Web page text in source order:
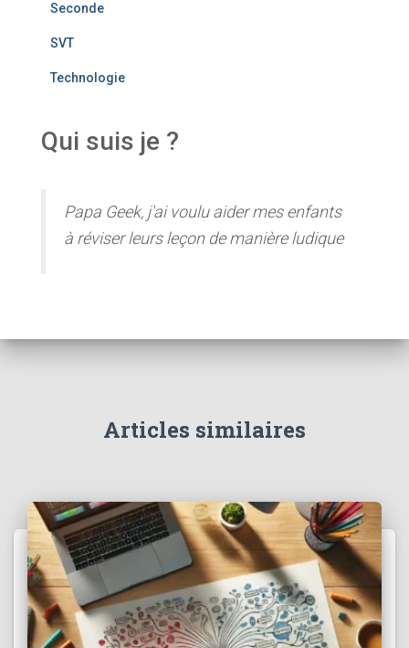
Seconde
SVT
Technologie
Qui suis je ?
Papa Geek, j'ai voulu aider mes enfants
à réviser leurs leçon de manière ludique
Articles similaires